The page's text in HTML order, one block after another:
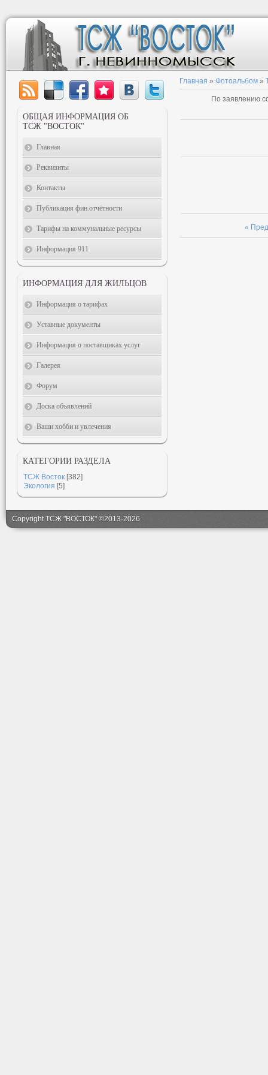
Главная » Фотоальбом »
По заявлению
«
ОБЩАЯ ИНФОРМАЦИЯ ОБ
ТСЖ "ВОСТОК"
Главная
Реквизиты
Контакты
Публикация фин.отчётности
Тарифы на коммунальные ресурсы
Информация 911
ИНФОРМАЦИЯ ДЛЯ ЖИЛЬЦОВ
Информация о тарифах
Уставные документы
Информация о поставщиках услуг
Галерея
Форум
Доска объявлений
Ваши хобби и увлечения
КАТЕГОРИИ РАЗДЕЛА
ТСЖ Восток [382]
Экология [5]
Copyright ТСЖ "ВОСТОК" ©2013-2026